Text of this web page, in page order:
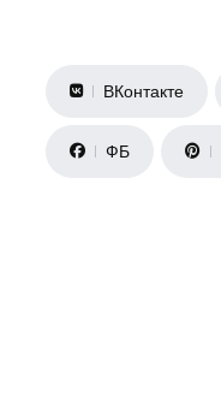
ВКонтакте
ФБ